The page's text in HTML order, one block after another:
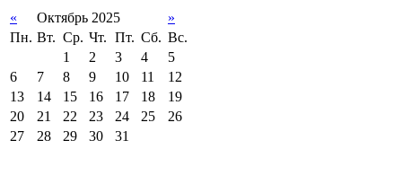
« Октябрь 2025
»
Пн. Вт. Ср. Чт. Пт. Сб. Вс.
1
2 3 4
5
6
7 8 9 10 11
12
13
14 15 16 17 18
19
20
21 22 23 24 25
26
27
28 29 30 31